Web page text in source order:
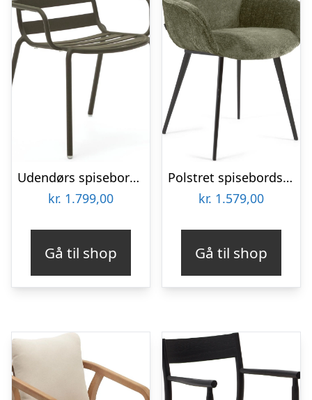
Udendørs spisebordsstol med armlæn Kave Home Joncols grøn aluminium
kr. 1.799,00
Gå til shop
Polstret spisebordsstol med armlæn Kave Home Amira grøn fløjlschenille
kr. 1.579,00
Gå til shop